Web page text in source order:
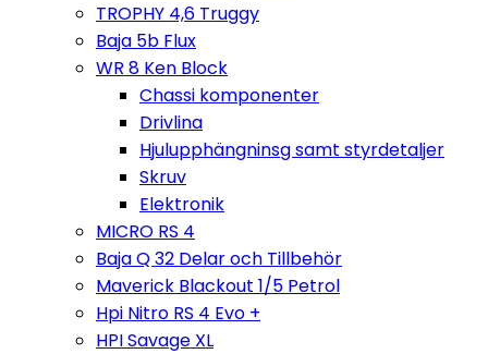
TROPHY 4,6 Truggy
Baja 5b Flux
WR 8 Ken Block
Chassi komponenter
Drivlina
Hjulupphängninsg samt styrdetaljer
Skruv
Elektronik
MICRO RS 4
Baja Q 32 Delar och Tillbehör
Maverick Blackout 1/5 Petrol
Hpi Nitro RS 4 Evo +
HPI Savage XL